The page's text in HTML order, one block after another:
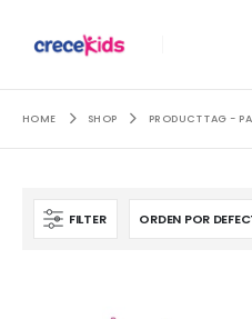
HOME SHOP PRODUCT TAG -
FILTER